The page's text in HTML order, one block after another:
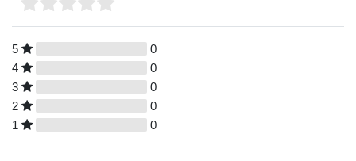
5
0
4
0
3
0
2
0
1
0